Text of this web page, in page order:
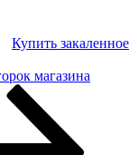
Купить закаленное
магазина